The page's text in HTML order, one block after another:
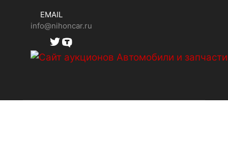
EMAIL
info@nihoncar.ru